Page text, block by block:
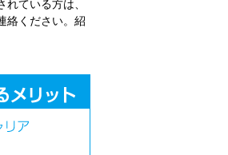
ている方は、
絡ください。紹